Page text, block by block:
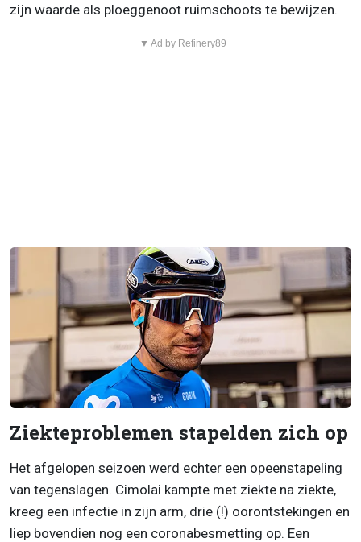
zijn waarde als ploeggenoot ruimschoots te bewijzen.
▼ Ad by Refinery89
Ziekteproblemen stapelden zich op
Het afgelopen seizoen werd echter een opeenstapeling
van tegenslagen. Cimolai kampte met ziekte na ziekte,
kreeg een infectie in zijn arm, drie (!) oorontstekingen en
liep bovendien nog een coronabesmetting op. Een